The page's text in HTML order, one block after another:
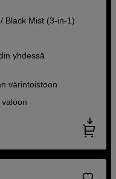
Black Mist (3-in-1)
yhdessä
värintoistoon